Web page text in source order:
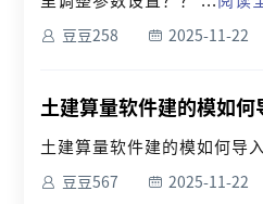
豆豆258 2025-11-22
土建算量软件建的模如
土建算量软件建的模如何导
豆豆567 2025-11-22